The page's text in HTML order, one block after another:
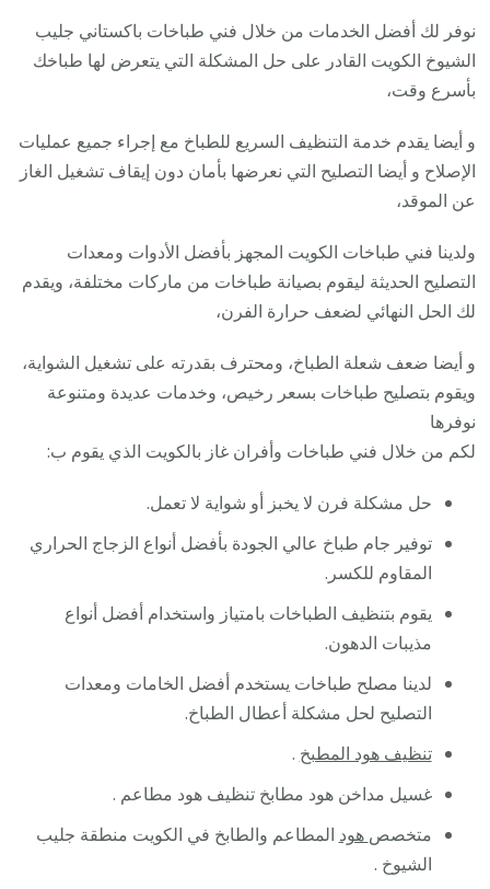
نوفر لك أفضل الخدمات من خلال فني طباخات باكستاني جليب
الشيوخ الكويت القادر على حل المشكلة التي يتعرض لها طباخك
بأسرع وقت،
و أيضا يقدم خدمة التنظيف السريع للطباخ مع إجراء جميع عمليات
الإصلاح و أيضا التصليح التي نعرضها بأمان دون إيقاف تشغيل الغاز
عن الموقد،
ولدينا فني طباخات الكويت المجهز بأفضل الأدوات ومعدات
التصليح الحديثة ليقوم بصيانة طباخات من ماركات مختلفة، ويقدم
لك الحل النهائي لضعف حرارة الفرن،
و أيضا ضعف شعلة الطباخ، ومحترف بقدرته على تشغيل الشواية،
ويقوم بتصليح طباخات بسعر رخيص، وخدمات عديدة ومتنوعة
نوفرها
لكم من خلال فني طباخات وأفران غاز بالكويت الذي يقوم ب:
حل مشكلة فرن لا يخبز أو شواية لا تعمل.
توفير جام طباخ عالي الجودة بأفضل أنواع الزجاج الحراري
المقاوم للكسر.
يقوم بتنظيف الطباخات بامتياز واستخدام أفضل أنواع
مذيبات الدهون.
لدينا مصلح طباخات يستخدم أفضل الخامات ومعدات
التصليح لحل مشكلة أعطال الطباخ.
تنظيف هود المطبخ .
غسيل مداخن هود مطابخ تنظيف هود مطاعم .
متخصص هود المطاعم والطابخ في الكويت منطقة جليب
الشيوخ .